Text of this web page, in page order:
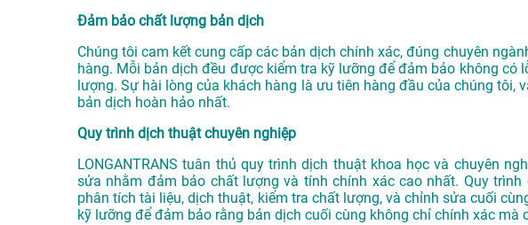
Đảm bảo chất lượng bản dịch
Chúng tôi cam kết cung cấp các bản dịch chính xác, đúng chuyên
hàng. Mỗi bản dịch đều được kiểm tra kỹ lưỡng để đảm bảo không có
lượng. Sự hài lòng của khách hàng là ưu tiên hàng đầu của chúng tôi,
bản dịch hoàn hảo nhất.
Quy trình dịch thuật chuyên nghiệp
LONGANTRANS tuân thủ quy trình dịch thuật khoa học và chuyên
sửa nhằm đảm bảo chất lượng và tính chính xác cao nhất. Quy
phân tích tài liệu, dịch thuật, kiểm tra chất lượng, và chỉnh sửa cuối
kỹ lưỡng để đảm bảo rằng bản dịch cuối cùng không chỉ chính xác mà